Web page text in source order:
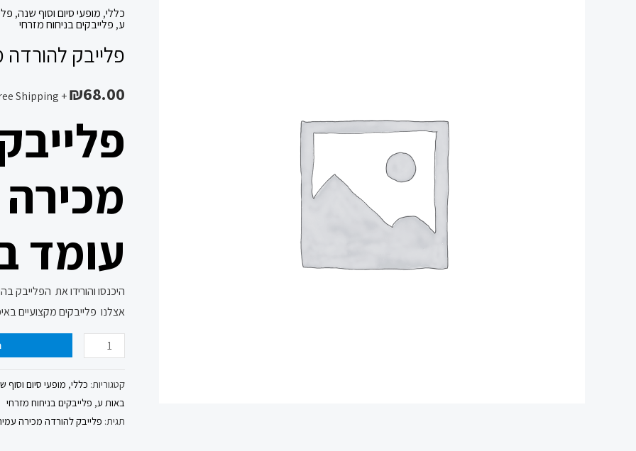
כללי, מופעי סיום וסוף שנה,
ע, פלייבקים בניחוח מזרחי
פלייבק להורדה
₪68.00
+ Free Shipping
מכירה
עומד
היכנסו והורידו את הפלייבק
אצלנו פלייבקים מקצועיים
של
פלייבק
להורדה
עמיר
עומד
בשער
קטגוריות: כללי, מופעי סיום וסוף
באות ע, פלייבקים בניחוח מזרחי
תגית: פלייבק להורדה מכירה